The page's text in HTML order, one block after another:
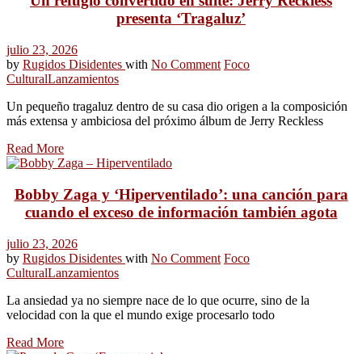
presenta ‘Tragaluz’
julio 23, 2026
by Rugidos Disidentes with No Comment Foco
CulturalLanzamientos
Un pequeño tragaluz dentro de su casa dio origen a la composición
más extensa y ambiciosa del próximo álbum de Jerry Reckless
Read More
Bobby Zaga y ‘Hiperventilado’: una canción para
cuando el exceso de información también agota
julio 23, 2026
by Rugidos Disidentes with No Comment Foco
CulturalLanzamientos
La ansiedad ya no siempre nace de lo que ocurre, sino de la
velocidad con la que el mundo exige procesarlo todo
Read More